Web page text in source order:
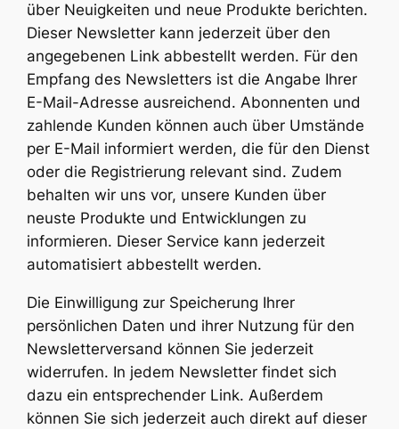
über Neuigkeiten und neue Produkte berichten.
Dieser Newsletter kann jederzeit über den
angegebenen Link abbestellt werden. Für den
Empfang des Newsletters ist die Angabe Ihrer
E-Mail-Adresse ausreichend. Abonnenten und
zahlende Kunden können auch über Umstände
per E-Mail informiert werden, die für den Dienst
oder die Registrierung relevant sind. Zudem
behalten wir uns vor, unsere Kunden über
neuste Produkte und Entwicklungen zu
informieren. Dieser Service kann jederzeit
automatisiert abbestellt werden.
Die Einwilligung zur Speicherung Ihrer
persönlichen Daten und ihrer Nutzung für den
Newsletterversand können Sie jederzeit
widerrufen. In jedem Newsletter findet sich
dazu ein entsprechender Link. Außerdem
können Sie sich jederzeit auch direkt auf dieser